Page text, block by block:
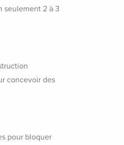
seulement 2 à 3
concevoir des
pour bloquer